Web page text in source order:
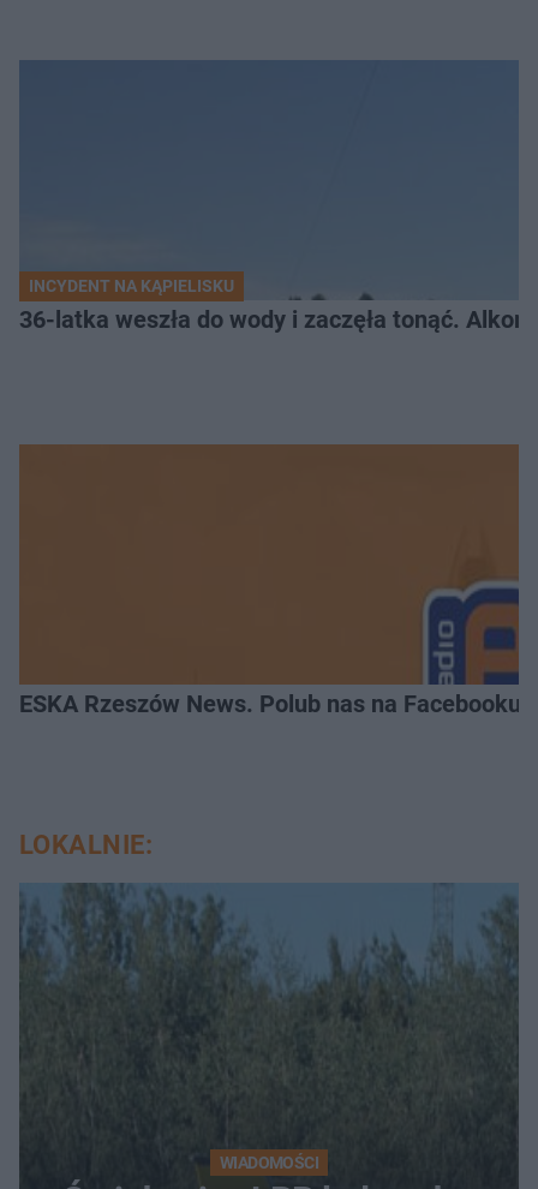
INCYDENT NA KĄPIELISKU
36-latka weszła do wody i zaczęła tonąć.
ESKA Rzeszów News. Polub nas na Facebooku!
LOKALNIE:
WIADOMOŚCI